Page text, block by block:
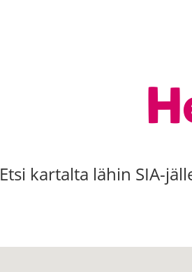
Etsi kartalta lähin SIA-